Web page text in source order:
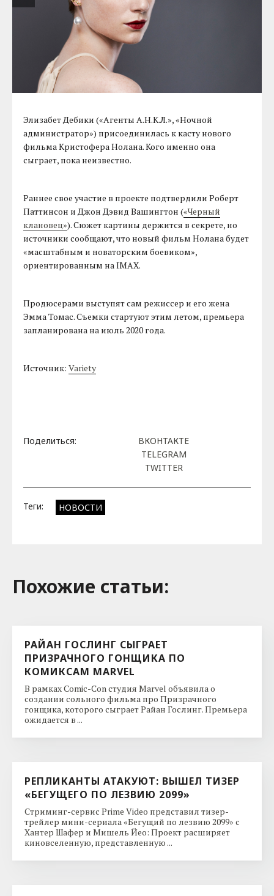
Элизабет Дебики («Агенты А.Н.К.Л.», «Ночной
администратор») присоединилась к касту нового
фильма Кристофера Нолана. Кого именно она
сыграет, пока неизвестно.
Раннее свое участие в проекте подтвердили Роберт
Паттинсон и Джон Дэвид Вашингтон («Черный
клановец»). Сюжет картины держится в секрете, но
источники сообщают, что новый фильм Нолана будет
«масштабным и новаторским боевиком»,
ориентированным на IMAX.
Продюсерами выступят сам режиссер и его жена
Эмма Томас. Съемки стартуют этим летом, премьера
запланирована на июль 2020 года.
Источник:Variety
Поделиться:
ВКОНТАКТЕ
TELEGRAM
TWITTER
Теги: НОВОСТИ
Похожие cтатьи:
РАЙАН ГОСЛИНГ СЫГРАЕТ
ПРИЗРАЧНОГО ГОНЩИКА ПО
КОМИКСАМ MARVEL
В рамках Comic-Con студия Marvel объявила о
создании сольного фильма про Призрачного
гонщика, которого сыграет Райан Гослинг. Премьера
ожидается в ...
РЕПЛИКАНТЫ АТАКУЮТ: ВЫШЕЛ ТИЗЕР
«БЕГУЩЕГО ПО ЛЕЗВИЮ 2099»
Стриминг-сервис Prime Video представил тизер-
трейлер мини-сериала «Бегущий по лезвию 2099» с
Хантер Шафер и Мишель Йео: Проект расширяет
киновселенную, представленную ...